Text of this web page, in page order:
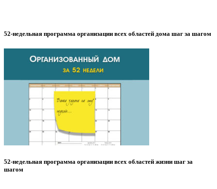
52-недельная программа организации всех областей дома шаг за шагом
52-недельная программа организации всех областей жизни шаг за
шагом